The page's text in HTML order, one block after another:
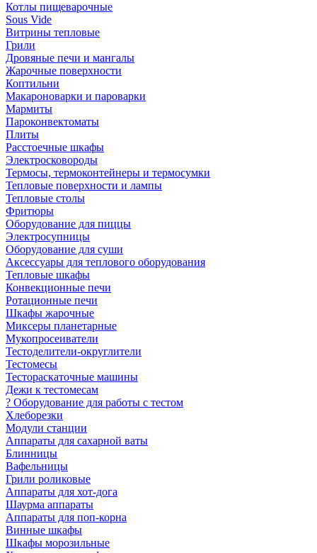
Котлы пищеварочные
Sous Vide
Витрины тепловые
Грили
Дровяные печи и мангалы
Жарочные поверхности
Коптильни
Макароноварки и пароварки
Мармиты
Пароконвектоматы
Плиты
Расстоечные шкафы
Электросковороды
Термосы, термоконтейнеры и термосумки
Тепловые поверхности и лампы
Тепловые столы
Фритюры
Оборудование для пиццы
Электросупницы
Оборудование для суши
Аксессуары для теплового оборудования
Тепловые шкафы
Конвекционные печи
Ротационные печи
Шкафы жарочные
Миксеры планетарные
Мукопросеиватели
Тестоделители-округлители
Тестомесы
Тестораскаточные машины
Дежи к тестомесам
? Оборудование для работы с тестом
Хлеборезки
Модули станции
Аппараты для сахарной ваты
Блинницы
Вафельницы
Грили роликовые
Аппараты для хот-дога
Шаурма аппараты
Аппараты для поп-корна
Винные шкафы
Шкафы морозильные